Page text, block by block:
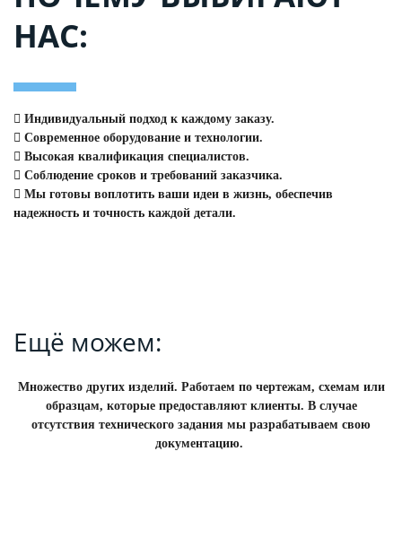
НАС:
 Индивидуальный подход к каждому заказу.
 Современное оборудование и технологии.
 Высокая квалификация специалистов.
 Соблюдение сроков и требований заказчика.
 Мы готовы воплотить ваши идеи в жизнь, обеспечив
надежность и точность каждой детали.
Ещё можем:
Множество других изделий. Работаем по чертежам, схемам или
образцам, которые предоставляют клиенты. В случае
отсутствия технического задания мы разрабатываем свою
документацию.